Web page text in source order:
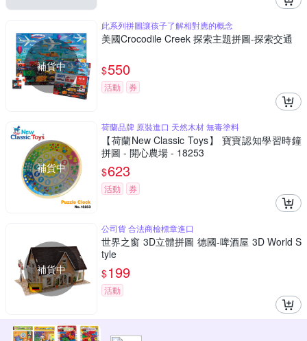
補貨中
此系列拼圖讓孩子了解相對應的概念
美國Crocodile Creek 探索主題拼圖-探索交通
$550
活動 券
補貨中
荷蘭品牌 原裝進口 天然木材 無毒塗料
【荷蘭New Classic Toys】 寶寶認知學習時鐘
拼圖 - 開心農場 - 18253
$623
活動 券
補貨中
公司貨 合法商檢標章進口
世界之窗 3D立體拼圖 德國-啤酒屋 3D World S
tyle
$199
活動